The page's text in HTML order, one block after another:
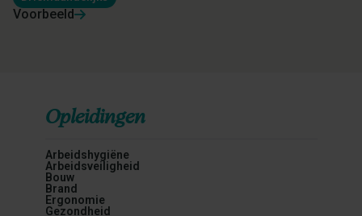
Voorbeeld
Opleidingen
Arbeidshygiëne
Arbeidsveiligheid
Bouw
Brand
Ergonomie
Gezondheid